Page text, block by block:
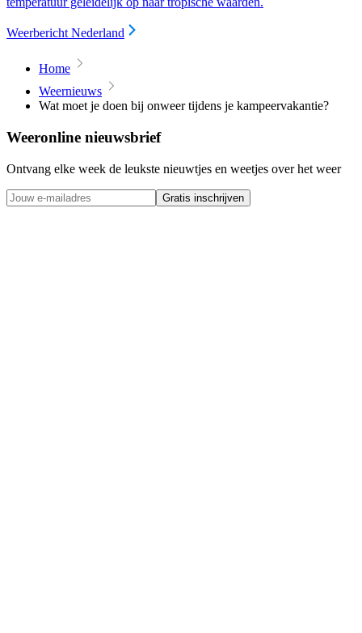
Weerbericht Nederland
Home
Weernieuws
Wat moet je doen bij onweer tijdens je kampeervakantie?
Weeronline nieuwsbrief
Ontvang elke week de leukste nieuwtjes en weetjes over het weer
Gratis inschrijven